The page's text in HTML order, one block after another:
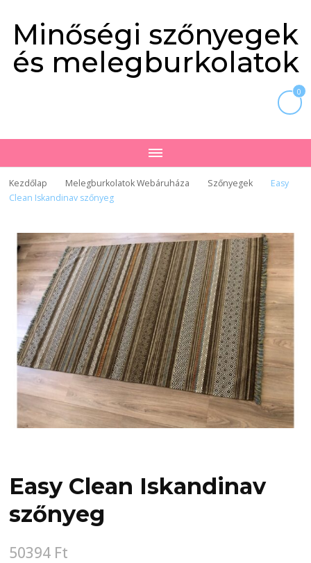
Minőségi szőnyegek
és melegburkolatok
0
Kezdőlap Melegburkolatok Webáruháza Szőnyegek
Easy
Clean Iskandinav szőnyeg
Easy Clean Iskandinav
szőnyeg
50394 Ft